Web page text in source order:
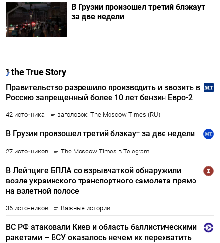
В Грузии произошел третий блэкаут
за две недели